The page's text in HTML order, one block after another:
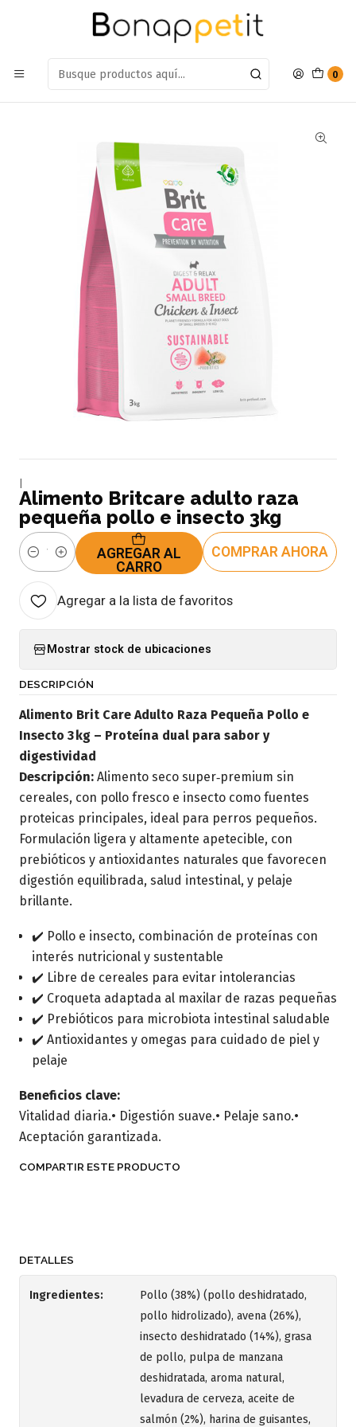
0
Estamos en: Antumalal 612, Quilicura Míranos en Maps
Alimento Britcare adulto raza pequeña pollo e insecto 3kg
Alimento Britcare adulto raza
pequeña pollo e insecto 3kg
Cantidad
AGREGAR AL
CARRO
COMPRAR AHORA
Agregar a la lista de favoritos
Mostrar stock de ubicaciones
DESCRIPCIÓN
Alimento Brit Care Adulto Raza Pequeña Pollo e
Insecto 3 kg – Proteína dual para sabor y
digestividad
Descripción: Alimento seco super‑premium sin
cereales, con pollo fresco e insecto como fuentes
proteicas principales, ideal para perros pequeños.
Formulación ligera y altamente apetecible, con
prebióticos y antioxidantes naturales que favorecen
digestión equilibrada, salud intestinal, y pelaje
brillante.
✔️ Pollo e insecto, combinación de proteínas con
interés nutricional y sustentable
✔️ Libre de cereales para evitar intolerancias
✔️ Croqueta adaptada al maxilar de razas pequeñas
✔️ Prebióticos para microbiota intestinal saludable
✔️ Antioxidantes y omegas para cuidado de piel y
pelaje
Beneficios clave:
Vitalidad diaria.• Digestión suave.• Pelaje sano.•
Aceptación garantizada.
COMPARTIR ESTE PRODUCTO
DETALLES
Ingredientes:
Pollo (38%) (pollo deshidratado,
pollo hidrolizado), avena (26%),
insecto deshidratado (14%), grasa
de pollo, pulpa de manzana
deshidratada, aroma natural,
levadura de cerveza, aceite de
salmón (2%), harina de guisantes,